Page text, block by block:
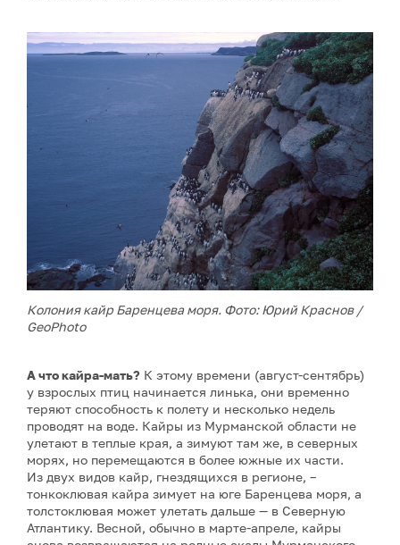
Колония кайр Баренцева моря. Фото: Юрий Краснов /
GeoPhoto
А что кайра-мать? К этому времени (август-сентябрь)
у взрослых птиц начинается линька, они временно
теряют способность к полету и несколько недель
проводят на воде. Кайры из Мурманской области не
улетают в теплые края, а зимуют там же, в северных
морях, но перемещаются в более южные их части.
Из двух видов кайр, гнездящихся в регионе, –
тонкоклювая кайра зимует на юге Баренцева моря, а
толстоклювая может улетать дальше — в Северную
Атлантику. Весной, обычно в марте-апреле, кайры